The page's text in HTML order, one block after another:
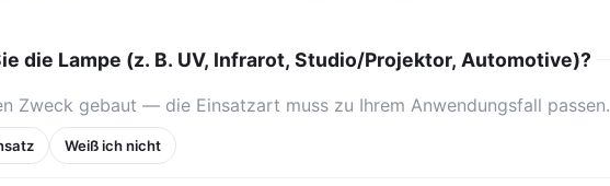
die Lampe (z. B. UV, Infrarot, Studio/Projektor, Automotive)?
Zweck gebaut — die Einsatzart muss zu Ihrem Anwendungsfall passen.
Weiß ich nicht